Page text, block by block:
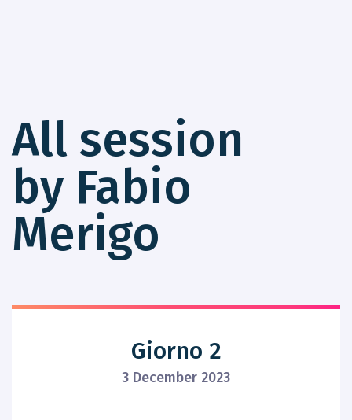
All session
by Fabio
Merigo
Giorno 2
3 December 2023